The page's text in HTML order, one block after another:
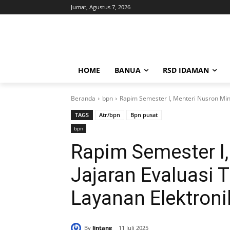
Jumat, Agustus 7, 2026
HOME BANUA RSD IDAMAN
Beranda bpn Rapim Semester I, Menteri Nusron
TAGS Atr/bpn Bpn pusat
bpn
Rapim Semester
Jajaran Evaluasi
Layanan
By lintang 11 Juli 2025